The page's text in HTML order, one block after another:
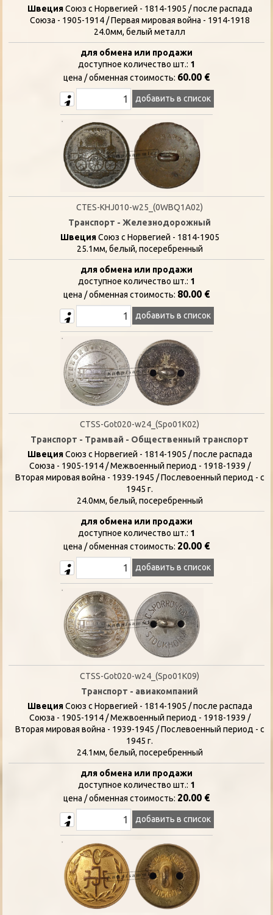
ШвецияСоюз с Норвегией - 1814-1905 / после распада
Союза - 1905-1914 / Первая мировая война - 1914-1918
24.0мм, белый металл
для обмена или продажи
доступное количество шт.: 1
цена / oбменная стоимость: 60.00 €
добавить в список
CTES-KHJ010-w25_(0WBQ1A02)
Транспорт - Железнодорожный
ШвецияСоюз с Норвегией - 1814-1905
25.1мм, белый, посеребренный
для обмена или продажи
доступное количество шт.: 1
цена / oбменная стоимость: 80.00 €
добавить в список
CTSS-Got020-w24_(Spo01K02)
Транспорт - Трамвай - Общественный транспорт
ШвецияСоюз с Норвегией - 1814-1905 / после распада
Союза - 1905-1914 / Межвоенный период - 1918-1939 /
Вторая мировая война - 1939-1945 / Послевоенный период - с
1945 г.
24.0мм, белый, посеребренный
для обмена или продажи
доступное количество шт.: 1
цена / oбменная стоимость: 20.00 €
добавить в список
CTSS-Got020-w24_(Spo01K09)
Транспорт - авиакомпаний
ШвецияСоюз с Норвегией - 1814-1905 / после распада
Союза - 1905-1914 / Межвоенный период - 1918-1939 /
Вторая мировая война - 1939-1945 / Послевоенный период - с
1945 г.
24.1мм, белый, посеребренный
для обмена или продажи
доступное количество шт.: 1
цена / oбменная стоимость: 20.00 €
добавить в список